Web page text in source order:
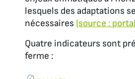
lesquels des adaptations
nécessaires (source :
Quatre indicateurs sont
ferme :